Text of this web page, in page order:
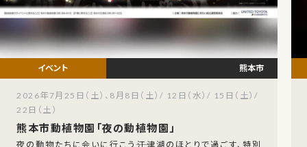
熊本市動植物園「夜の動植物園」
夜の動物たちに会いに行こう――江津湖のほとりで過ごす、特別
熊本市
2026年7月25日（土）、8月8日（土）/ 12日（水）/ 15日（土）/
22日（土）